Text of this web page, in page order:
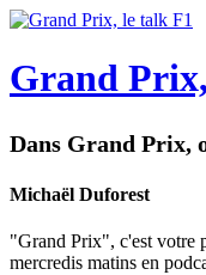
Grand
Dans Grand Prix,
Michaël Duforest
"Grand Prix", c'est votre
mercredis matins en